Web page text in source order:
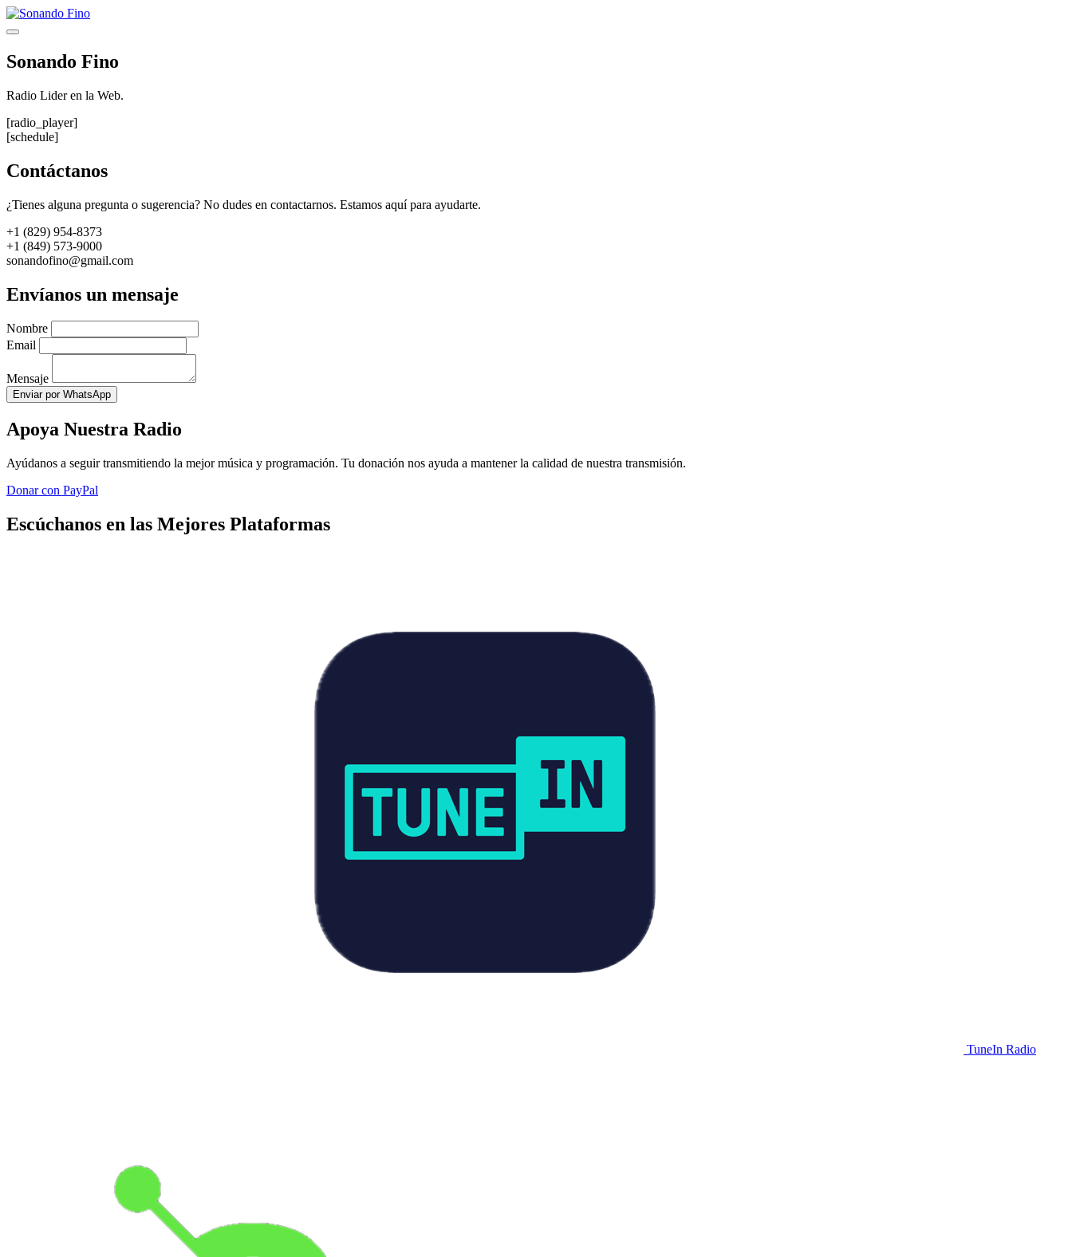
Saltar
al
Menú
Sonando Fino
Radio Lider en la Web.
[radio_player]
[schedule]
Contáctanos
¿Tienes alguna pregunta o sugerencia? No dudes en contactarnos. Estamos aquí para ayudarte.
+1 (829) 954-8373
+1 (849) 573-9000
sonandofino@gmail.com
Envíanos un mensaje
Nombre
Email
Mensaje
Enviar por WhatsApp
Apoya Nuestra Radio
Ayúdanos a seguir transmitiendo la mejor música y programación. Tu donación nos ayuda a mantener la calidad de nuestra transmisión.
Donar con PayPal
Escúchanos en las Mejores Plataformas
TuneIn Radio